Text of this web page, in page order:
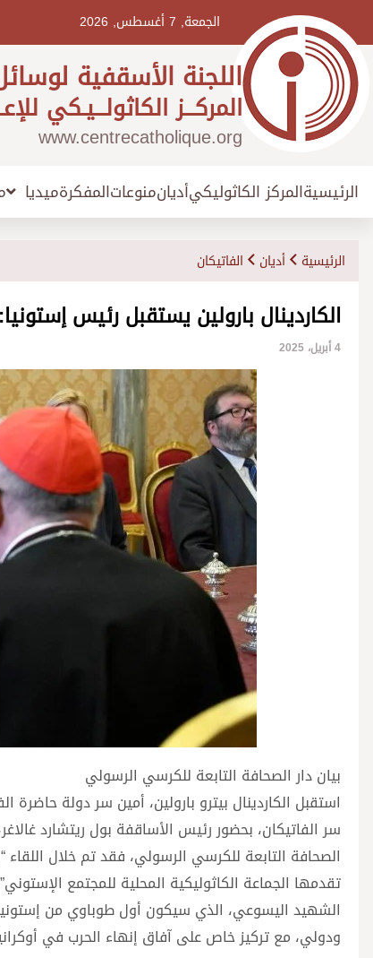
الجمعة, 7 أغسطس, 2026
اللجنة الأسقفية
المركـــز الكاثولـــيـكي
www.centrecatholique.org
الرئيسيةالمركز الكاثوليكيأديانمنوعاتالمفكرةميديا
الرئيسية أديان الفاتيكان
الكاردينال بارولين يستقبل رئيس
4 أبريل، 2025
بيان دار الصحافة التابعة للكرسي الرسولي
سر الفاتيكان، بحضور رئيس الأساقفة بول ريتشارد
الصحافة التابعة للكرسي الرسولي، فقد تم خلال اللقاء
تقدمها الجماعة الكاثوليكية المحلية للمجتمع
الشهيد اليسوعي، الذي سيكون أول طوباوي من
ودولي، مع تركيز خاص على آفاق إنهاء الحرب في